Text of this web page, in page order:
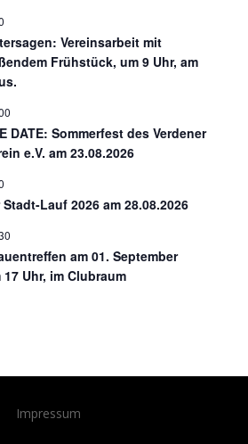
Vereinsarbeit mit
Frühstück, um 9 Uhr, am
DATE: Sommerfest des Verdener
e.V. am 23.08.2026
Stadt-Lauf 2026 am 28.08.2026
am 01. September
17 Uhr, im Clubraum
Impressum